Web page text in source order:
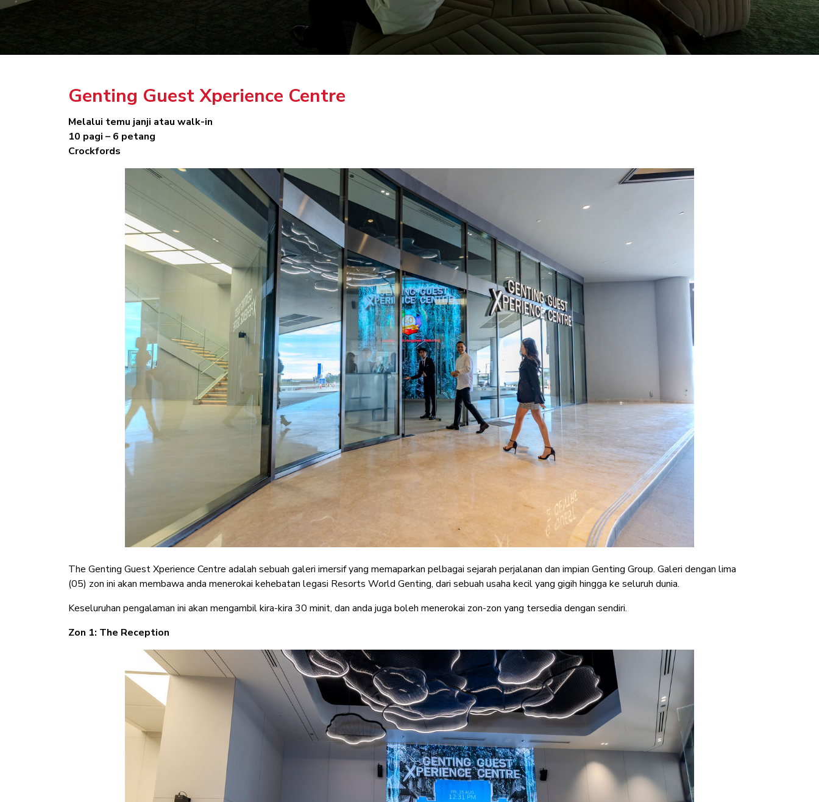
Genting Guest Xperience Centre
Melalui temu janji atau walk-in
10 pagi – 6 petang
Crockfords
The Genting Guest Xperience Centre adalah sebuah galeri imersif yang memaparkan pelbagai sejarah perjalanan dan impian Genting Group. Galeri dengan lima
(05) zon ini akan membawa anda menerokai kehebatan legasi Resorts World Genting, dari sebuah usaha kecil yang gigih hingga ke seluruh dunia.
Keseluruhan pengalaman ini akan mengambil kira-kira 30 minit, dan anda juga boleh menerokai zon-zon yang tersedia dengan sendiri.
Zon 1: The Reception